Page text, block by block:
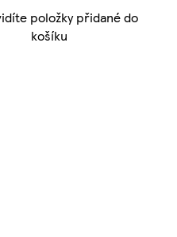
položky přidané do
košíku